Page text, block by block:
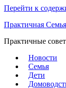
Перейти к
Практичная Семья
Практичные
Новости
Семья
Дети